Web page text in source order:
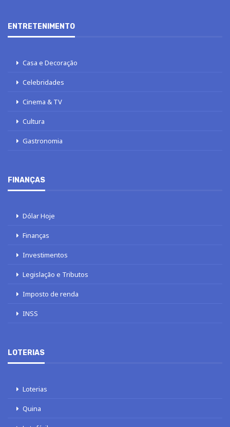
ENTRETENIMENTO
Casa e Decoração
Celebridades
Cinema & TV
Cultura
Gastronomia
FINANÇAS
Dólar Hoje
Finanças
Investimentos
Legislação e Tributos
Imposto de renda
INSS
LOTERIAS
Loterias
Quina